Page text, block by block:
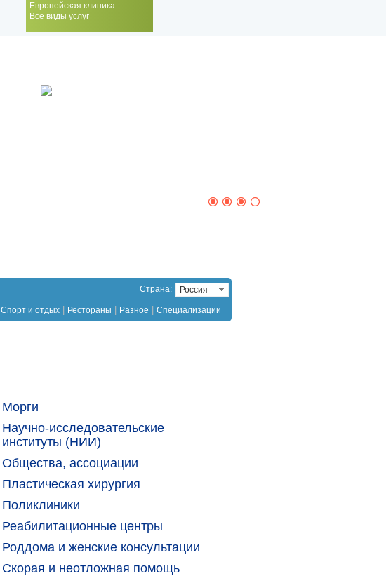
Европейская клиника
Все виды услуг
Страна: Россия
Спорт и отдых Рестораны Разное Специализации
Морги
Научно-исследовательские
институты (НИИ)
Общества, ассоциации
Пластическая хирургия
Поликлиники
Реабилитационные центры
Роддома и женские консультации
Скорая и неотложная помощь